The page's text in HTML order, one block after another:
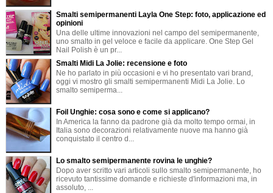
Smalti semipermanenti Layla One Step: foto, applicazione ed
opinioni
Una delle ultime innovazioni nel campo del semipermanente,
uno smalto in gel veloce e facile da applicare. One Step Gel
Nail Polish è un pr...
Smalti Midi La Jolie: recensione e foto
Ne ho parlato in più occasioni e vi ho presentato vari brand,
oggi vi mostro gli smalti semipermanenti Midi La Jolie. Lo
smalto semiperma...
Foil Unghie: cosa sono e come si applicano?
In America la fanno da padrone già da molto tempo ormai, in
Italia sono decorazioni relativamente nuove ma hanno già
conquistato il centro d...
Lo smalto semipermanente rovina le unghie?
Dopo aver scritto vari articoli sullo smalto semipermanente, ho
ricevuto tantissime domande e richieste d'informazioni ma, in
assoluto, ...